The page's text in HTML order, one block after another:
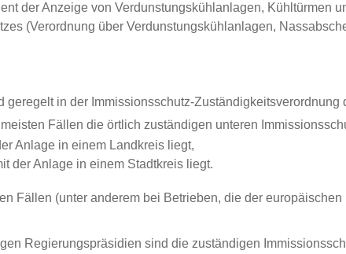
der Anzeige von Verdunstungskühlanlagen, Kühltürmen
(Verordnung über Verdunstungskühlanlagen,
in der Immissionsschutz-Zuständigkeitsverordnung
Fällen die örtlich zuständigen unteren
Anlage in einem Landkreis liegt,
der Anlage in einem Stadtkreis liegt.
Fällen (unter anderem bei Betrieben, die der
Regierungspräsidien sind die zuständigen